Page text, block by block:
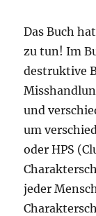
Das Buch
zu tun! Im
destruktive
und
um
oder HPS
jeder